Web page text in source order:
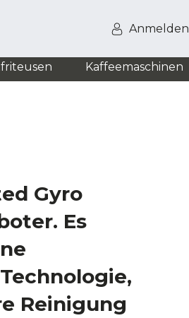
Anmelden
Kaffeemaschinen
Gyro
Es
Reinigung